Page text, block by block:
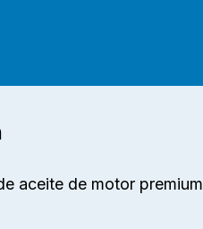
aceite de motor premium